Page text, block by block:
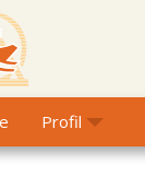
Profil